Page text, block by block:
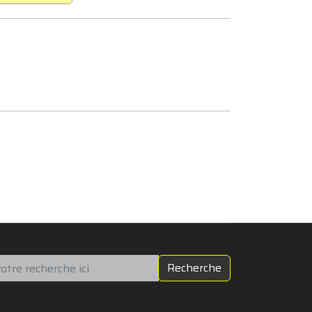
Recherche